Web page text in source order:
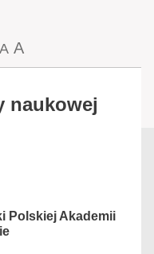
A A
naukowej
Polskiej Akademii